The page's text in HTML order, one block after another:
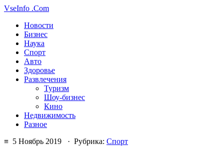
VseInfo .Com
Новости
Бизнес
Наука
Спорт
Авто
Здоровье
Развлечения
Туризм
Шоу-бизнес
Кино
Недвижимость
Разное
≡ 5 Ноябрь 2019 · Рубрика: Спорт